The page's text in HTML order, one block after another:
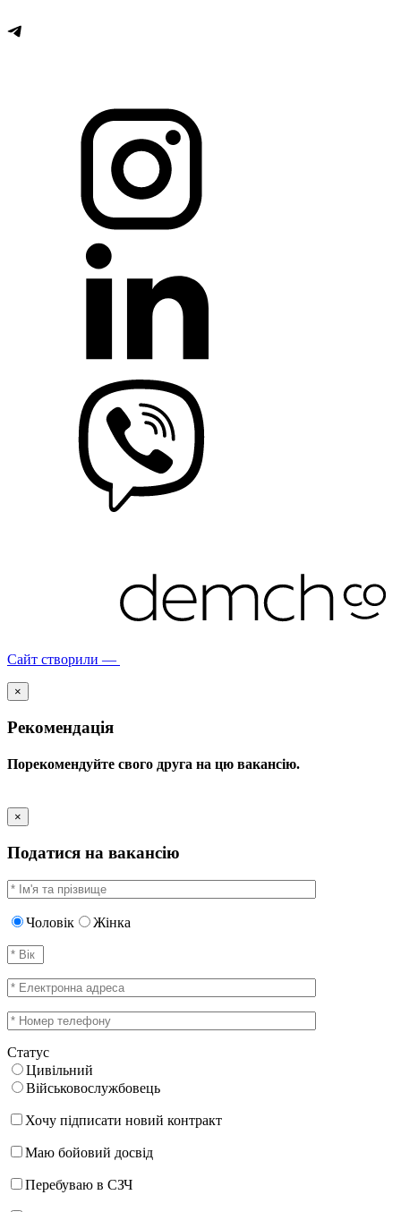
Сайт створили —
×
Рекомендація
Порекомендуйте свого друга на цю вакансію.
×
Податися на вакансію
Чоловік Жінка
Статус
Цивільний
Військовослужбовець
Хочу підписати новий контракт
Маю бойовий досвід
Перебуваю в СЗЧ